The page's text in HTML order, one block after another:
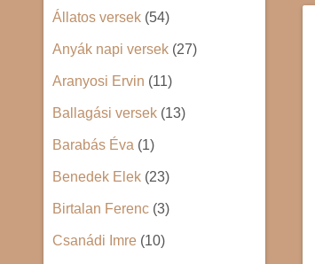
Állatos versek (54)
Anyák napi versek (27)
Aranyosi Ervin (11)
Ballagási versek (13)
Barabás Éva (1)
Benedek Elek (23)
Birtalan Ferenc (3)
Csanádi Imre (10)